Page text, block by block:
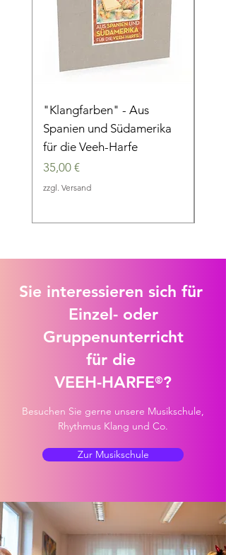
"Klangfarben" - Aus
Spanien und Südamerika
für die Veeh-Harfe
Preis
35,00 €
zzgl. Versand
Sie interessieren sich für
Einzel- oder
Gruppenunterricht
für die
VEEH-HARFE®?
Besuchen Sie gerne unsere Musikschule,
Rhythmus Klang und Co.
Zur Musikschule